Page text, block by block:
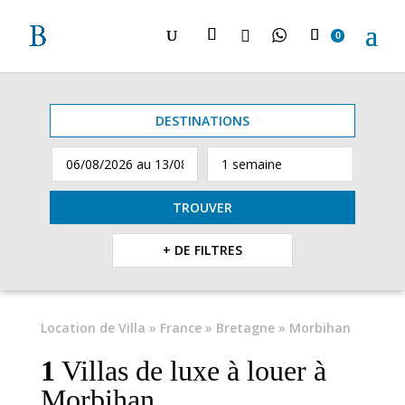
 0
DESTINATIONS
TROUVER
+ DE FILTRES
Location de Villa » France» Bretagne» Morbihan
1 Villas de luxe à louer à